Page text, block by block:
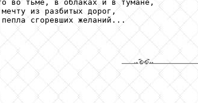
во тьме, в облаках и в тумане,
из разбитых дорог,
сгоревших желаний...